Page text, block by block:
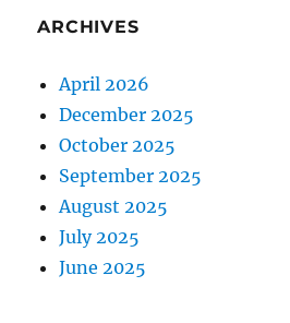
ARCHIVES
April 2026
December 2025
October 2025
September 2025
August 2025
July 2025
June 2025